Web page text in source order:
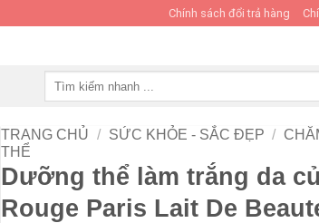
Chính sách đổi trả hàng
TRANG CHỦ / SỨC KHỎE - SẮC ĐẸP /
THỂ
Dưỡng thể làm trắng da
Rouge Paris Lait De